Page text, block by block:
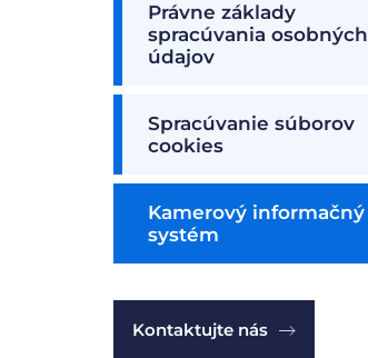
Právne základy
spracúvania osobných
údajov
Spracúvanie súborov
cookies
Kamerový informačný
systém
Kontaktujte nás